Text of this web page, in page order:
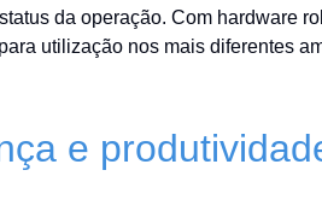
da operação. Com hardware
utilização nos mais diferentes
e